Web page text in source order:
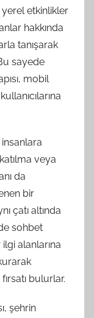
yerel etkinlikler
hakkında
tanışarak
sayede
mobil
veya
da
bir
çatı altında
sohbet
alanlarına
bulurlar.
şehrin